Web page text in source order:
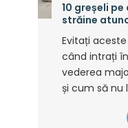
10 greșeli
străine
Evitați
când intrați
vederea
și cum să nu